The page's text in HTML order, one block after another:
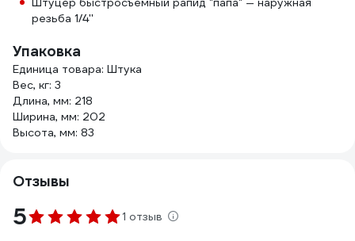
резьба 1/4''
Упаковка
Единица товара: Штука
Вес, кг: 3
Длина, мм: 218
Ширина, мм: 202
Высота, мм: 83
Отзывы
5 1 отзыв